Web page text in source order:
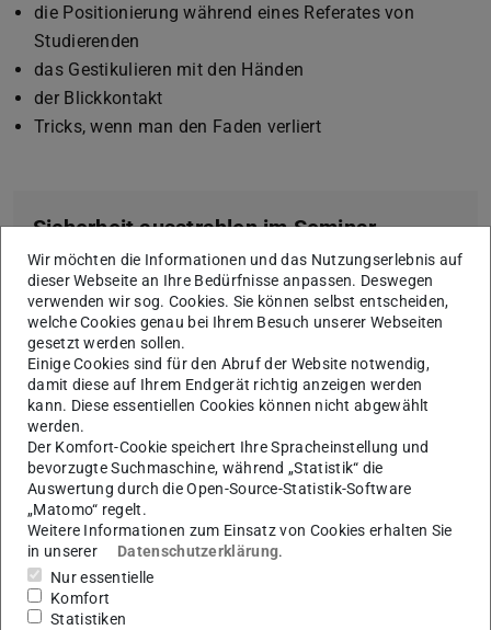
die Positionierung während eines Referates von
Studierenden
das Gestikulieren mit den Händen
der Blickkontakt
Tricks, wenn man den Faden verliert
Sicherheit ausstrahlen im Seminar
Schauen Sie sich das Video zu Sicherheit ausstrahlen im
Seminar an.
Wir möchten die Informationen und das Nutzungserlebnis auf
dieser Webseite an Ihre Bedürfnisse anpassen. Deswegen
verwenden wir sog. Cookies. Sie können selbst entscheiden,
welche Cookies genau bei Ihrem Besuch unserer Webseiten
gesetzt werden sollen.
Einige Cookies sind für den Abruf der Website notwendig,
damit diese auf Ihrem Endgerät richtig anzeigen werden
kann. Diese essentiellen Cookies können nicht abgewählt
werden.
Der Komfort-Cookie speichert Ihre Spracheinstellung und
bevorzugte Suchmaschine, während „Statistik“ die
Auswertung durch die Open-Source-Statistik-Software
„Matomo“ regelt.
Weitere Informationen zum Einsatz von Cookies erhalten Sie
in unserer
Datenschutzerklärung.
Nur essentielle
Komfort
Statistiken